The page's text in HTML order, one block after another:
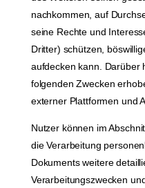
nachkommen, auf
seine Rechte und
Dritter) schützen,
aufdecken kann. Darüber
folgenden Zwecken
externer Plattformen und
Nutzer können im
die Verarbeitung
Dokuments weitere
Verarbeitungszwecken